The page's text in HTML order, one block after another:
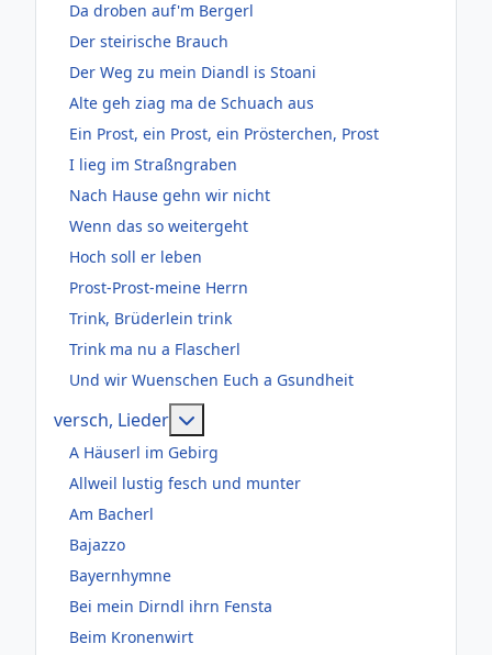
Da droben auf'm Bergerl
Der steirische Brauch
Der Weg zu mein Diandl is Stoani
Alte geh ziag ma de Schuach aus
Ein Prost, ein Prost, ein Prösterchen, Prost
I lieg im Straßngraben
Nach Hause gehn wir nicht
Wenn das so weitergeht
Hoch soll er leben
Prost-Prost-meine Herrn
Trink, Brüderlein trink
Trink ma nu a Flascherl
Und wir Wuenschen Euch a Gsundheit
versch, Lieder
A Häuserl im Gebirg
Allweil lustig fesch und munter
Am Bacherl
Bajazzo
Bayernhymne
Bei mein Dirndl ihrn Fensta
Beim Kronenwirt